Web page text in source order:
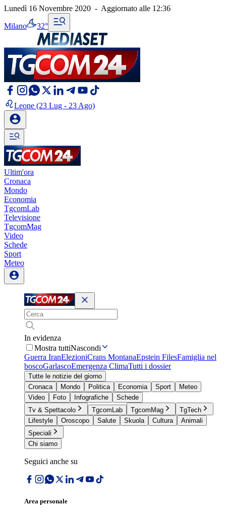
Lunedì 16 Novembre 2020 - Aggiornato alle 12:36
Milano 32°
Leone (23 Lug - 23 Ago)
Ultim'ora
Cronaca
Mondo
Economia
TgcomLab
Televisione
TgcomMag
Video
Schede
Sport
Meteo
In evidenza
Mostra tuttiNascondi
Guerra IranElezioniCrans MontanaEpstein FilesFamiglia nel
boscoGarlascoEmergenza ClimaTutti i dossier
Tutte le notizie del giorno
Cronaca
Mondo Politica Economia Sport
Meteo
Video
Foto Infografiche
Schede
Tv & Spettacolo
TgcomLab TgcomMag
TgTech
Lifestyle
Oroscopo Salute Skuola Cultura
Animali
Speciali
Chi siamo
Seguici anche su
Area personale